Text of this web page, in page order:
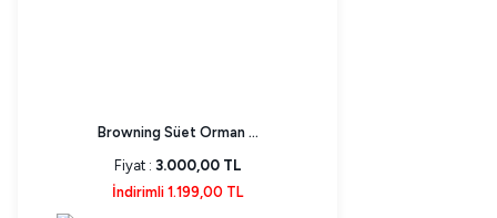
Browning Süet Orman ...
Fiyat : 3.000,00 TL
İndirimli 1.199,00 TL